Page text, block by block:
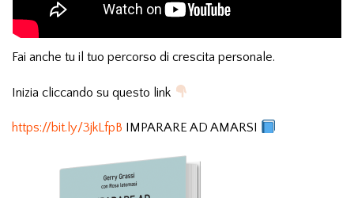
Fai anche tu il tuo percorso di crescita personale.
Inizia cliccando su questo link
https://bit.ly/3jkLfpB IMPARARE AD AMARSI